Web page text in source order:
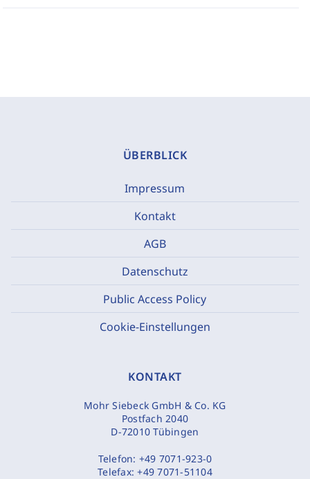
ÜBERBLICK
Impressum
Kontakt
AGB
Datenschutz
Public Access Policy
Cookie-Einstellungen
KONTAKT
Mohr Siebeck GmbH & Co. KG
Postfach 2040
D-72010 Tübingen
Telefon: +49 7071-923-0
Telefax:+49 7071-51104